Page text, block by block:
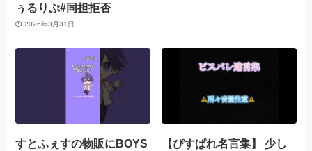
ぅるりぷ#同担拒否
2026年3月31日
すとふぇすの物販にBOYS
【ぴすぱれ名言集】 少し